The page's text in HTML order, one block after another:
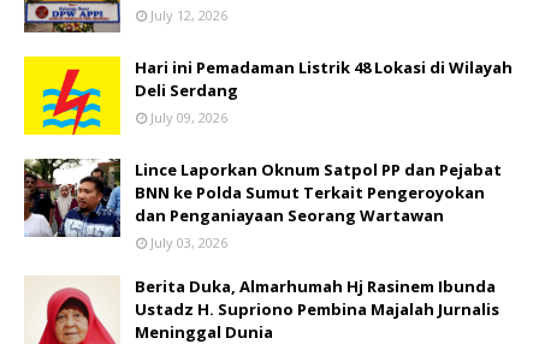
July 12, 2026
Hari ini Pemadaman Listrik 48 Lokasi di Wilayah
Deli Serdang
July 09, 2026
Lince Laporkan Oknum Satpol PP dan Pejabat
BNN ke Polda Sumut Terkait Pengeroyokan
dan Penganiayaan Seorang Wartawan
July 03, 2026
Berita Duka, Almarhumah Hj Rasinem Ibunda
Ustadz H. Supriono Pembina Majalah Jurnalis
Meninggal Dunia